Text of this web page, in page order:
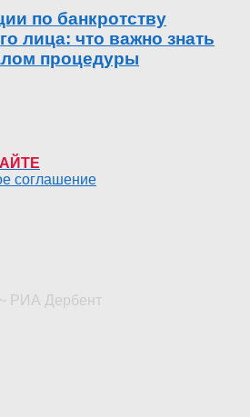
по банкротству
лица: что важно знать
процедуры
соглашение
РИА Дербент